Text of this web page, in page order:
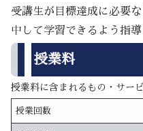
受講生が目標達成に必要
中して学習できるよう指導
授業料
授業料に含まれるもの・サー
授業回数